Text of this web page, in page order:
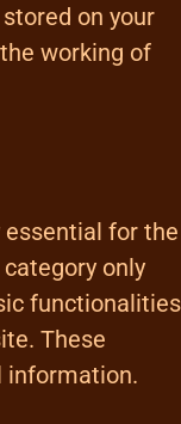
on your
working of
essential for the
only
functionalities
These
information.